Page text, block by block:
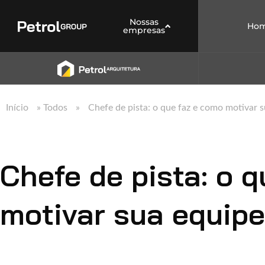
Nossas
empresas
Início » Todos » Chefe de pista: o que faz e como motivar
Chefe de pista: o
motivar sua equipe